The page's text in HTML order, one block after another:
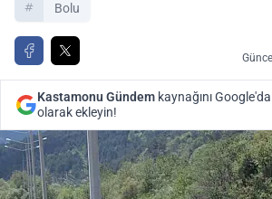
Bolu
Kastamonu Gündem kaynağını
olarak ekleyin!